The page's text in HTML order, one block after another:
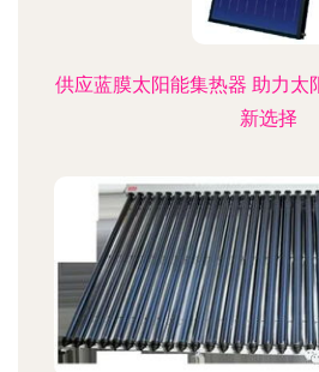
供应蓝膜太阳能集热器 助力太
新选择